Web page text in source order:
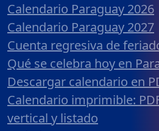
Calendario Paraguay 2026
Calendario Paraguay 2027
Cuenta regresiva de
Qué se celebra hoy en
Descargar calendario en
Calendario imprimible:
vertical y listado